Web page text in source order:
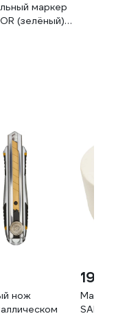
маркер
(зелёный)
нож
190